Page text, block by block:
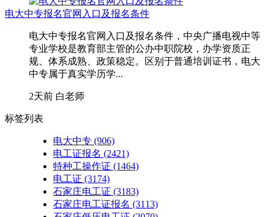
电大中专报名官网入口及报名条件
电大中专报名官网入口及报名条件，中央广播电视中等
专业学校是教育部主管的公办中职院校，办学资质正
规、体系成熟、政策稳定。区别于普通培训证书，电大
中专属于真实学历学...
2天前 白老师
标签列表
电大中专 (906)
电工证报名 (2421)
特种工操作证 (1464)
电工证 (3174)
石家庄电工证 (3183)
石家庄电工证报名 (3113)